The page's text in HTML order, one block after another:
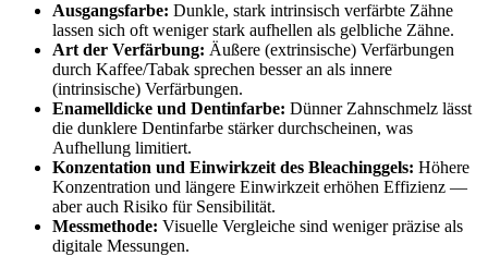
Ausgangsfarbe: Dunkle, stark intrinsisch verfärbte Zähne
lassen sich oft weniger stark aufhellen als gelbliche Zähne.
Art der Verfärbung: Äußere (extrinsische) Verfärbungen
durch Kaffee/Tabak sprechen besser an als innere
(intrinsische) Verfärbungen.
Enamelldicke und Dentinfarbe: Dünner Zahnschmelz lässt
die dunklere Dentinfarbe stärker durchscheinen, was
Aufhellung limitiert.
Konzentation und Einwirkzeit des Bleachinggels: Höhere
Konzentration und längere Einwirkzeit erhöhen Effizienz —
aber auch Risiko für Sensibilität.
Messmethode: Visuelle Vergleiche sind weniger präzise als
digitale Messungen.